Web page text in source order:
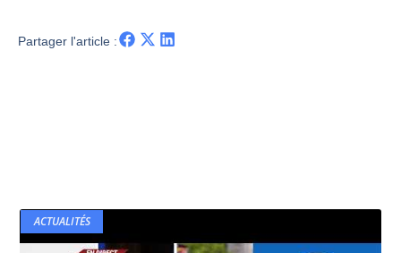
Partager l'article :
ACTUALITÉS